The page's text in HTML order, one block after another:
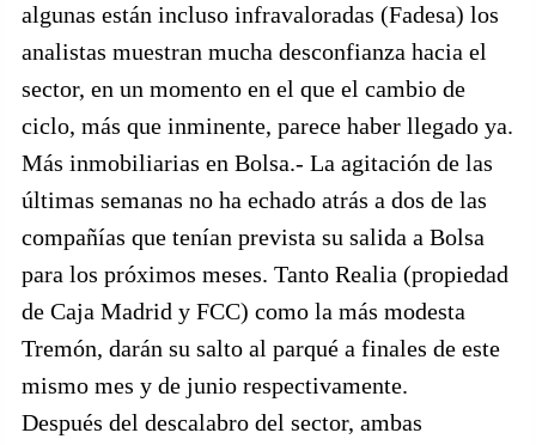
algunas están incluso infravaloradas (Fadesa) los
analistas muestran mucha desconfianza hacia el
sector, en un momento en el que el cambio de
ciclo, más que inminente, parece haber llegado ya.
Más inmobiliarias en Bolsa.- La agitación de las
últimas semanas no ha echado atrás a dos de las
compañías que tenían prevista su salida a Bolsa
para los próximos meses. Tanto Realia (propiedad
de Caja Madrid y FCC) como la más modesta
Tremón, darán su salto al parqué a finales de este
mismo mes y de junio respectivamente.
Después del descalabro del sector, ambas